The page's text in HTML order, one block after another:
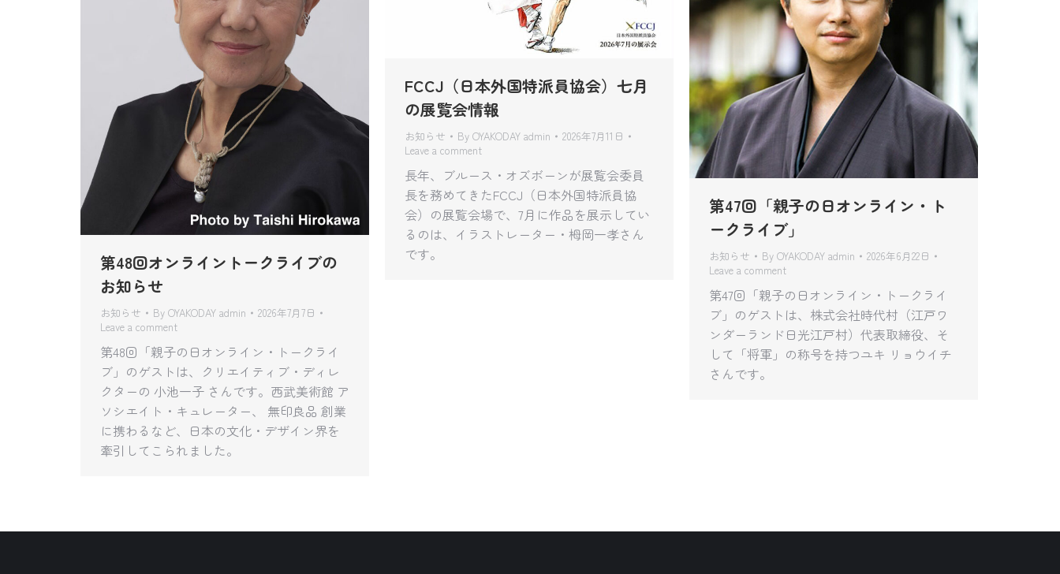
FCCJ（日本外国特派員協会）七月
の展覧会情報
お知らせ By OYAKODAY admin
2026年7月11日
Leave a comment
長年、ブルース・オズボーンが展覧会委員
長を務めてきたFCCJ（日本外国特派員協
会）の展覧会場で、7月に作品を展示してい
るのは、イラストレーター・栂岡一孝さん
です。
第48回オンライントークライブの
お知らせ
お知らせ By OYAKODAY admin
2026年7月7日
Leave a comment
第48回「親子の日オンライン・トークライ
ブ」のゲストは、クリエイティブ・ディレ
クターの 小池一子 さんです。西武美術館 ア
ソシエイト・キュレーター、 無印良品 創業
に携わるなど、日本の文化・デザイン界を
牽引してこられました。
第47回「親子の日オンライン・ト
ークライブ」
お知らせ By OYAKODAY admin
2026年6月22日
Leave a comment
第47回「親子の日オンライン・トークライ
ブ」のゲストは、株式会社時代村（江戸ワ
ンダーランド日光江戸村）代表取締役、そ
して「将軍」の称号を持つユキ リョウイチ
さんです。